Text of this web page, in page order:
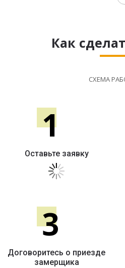
Как
СХЕМА
1
Оставьте заявку
3
Договоритесь о приезде
замерщика